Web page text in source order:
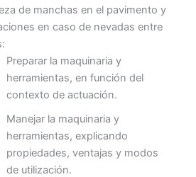
de manchas en el pavimento y
en caso de nevadas entre
Preparar la maquinaria y
herramientas, en función del
contexto de actuación.
Manejar la maquinaria y
herramientas, explicando
propiedades, ventajas y modos
de utilización.